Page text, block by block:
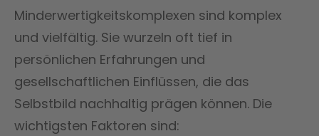
Minderwertigkeitskomplexen sind komplex
und vielfältig. Sie wurzeln oft tief in
persönlichen Erfahrungen und
gesellschaftlichen Einflüssen, die das
Selbstbild nachhaltig prägen können. Die
wichtigsten Faktoren sind: